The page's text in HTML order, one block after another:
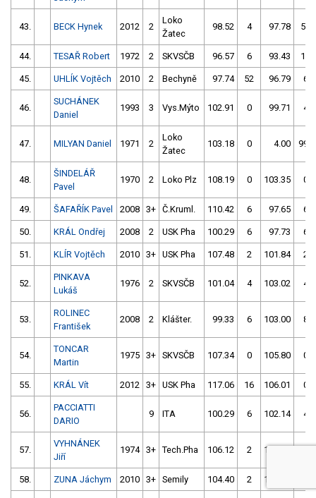
43. BECK Hynek 2012 2
Loko
Žatec
98.52 4 97.78 54
44. TESAŘ Robert 1972 2 SKVSČB 96.57 6 93.43 10
45. UHLÍK Vojtěch 2010 2 Bechyně 97.74 52 96.79 6
46.
SUCHÁNEK
Daniel
1993 3 Vys.Mýto 102.91 0 99.71 4
47. MILYAN Daniel 1971 2
Loko
Žatec
103.18 0 4.00 999
48.
ŠINDELÁŘ
Pavel
1970 2 Loko Plz 108.19 0 103.35 0
49. ŠAFAŘÍK Pavel 2008 3+ Č.Kruml. 110.42 6 97.65 6
50. KRÁL Ondřej 2008 2 USK Pha 100.29 6 97.73 6
51. KLÍR Vojtěch 2010 3+ USK Pha 107.48 2 101.84 2
52.
PINKAVA
Lukáš
1976 2 SKVSČB 101.04 4 103.02 4
53.
ROLINEC
František
2008 2 Klášter. 99.33 6 103.00 8
54.
TONCAR
Martin
1975 3+ SKVSČB 107.34 0 105.80 0
55. KRÁL Vít 2012 3+ USK Pha 117.06 16 106.01 0
56.
PACCIATTI
DARIO
9 ITA 100.29 6 102.14 4
57.
VYHNÁNEK
Jiří
1974 3+ Tech.Pha 106.12 2 104.39
58. ZUNA Jáchym 2010 3+ Semily 104.40 2 104.54